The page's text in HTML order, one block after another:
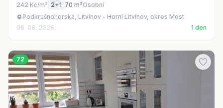
242 Kč/m² 2+1 70 m²Osobní
Podkrušnohorská, Litvínov - Horní Litvínov, okres Most
06. 08. 2026
1 den
72